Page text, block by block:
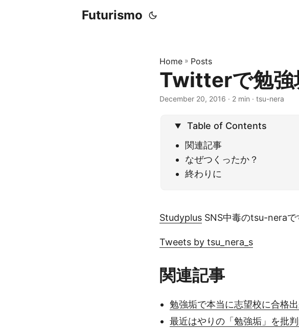
Futurismo
Home » Posts
Twitterで勉強
December 20, 2016 · 2 min · tsu-nera
Table of Contents
関連記事
なぜつくったか？
終わりに
Studyplus SNS中毒のtsu-neraで
Tweets by tsu_nera_s
関連記事
勉強垢で本当に志望校に合格
最近はやりの「勉強垢」を批